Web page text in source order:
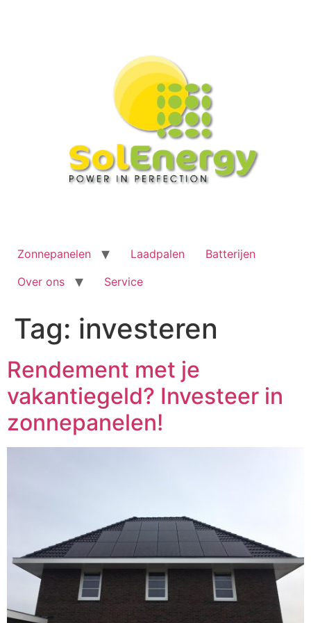
Zonnepanelen Laadpalen
Batterijen
Over ons
Service
Tag: investeren
Rendement met je
vakantiegeld? Investeer in
zonnepanelen!